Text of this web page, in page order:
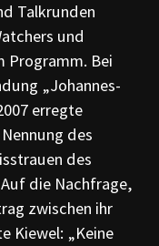
Talkrunden
und
Programm. Bei
„Johannes-
erregte
des
des
die Nachfrage,
zwischen ihr
Kiewel: „Keine